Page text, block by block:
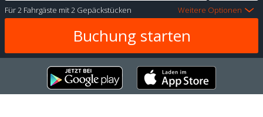
Für2 Fahrgäste mit2 Gepäckstücken Weitere Optionen